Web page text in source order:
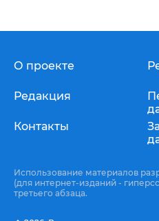
О проекте
Редакция
Контакты
Использование материалов
(для интернет-изданий -
третьего абзаца.